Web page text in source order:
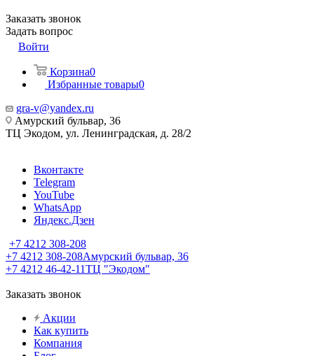
Заказать звонок
Задать вопрос
Войти
Корзина0
Избранные товары0
gra-v@yandex.ru
Амурский бульвар, 36
ТЦ Экодом, ул. Ленинградская, д. 28/2
Вконтакте
Telegram
YouTube
WhatsApp
Яндекс.Дзен
+7 4212 308-208
+7 4212 308-208Амурский бульвар, 36
+7 4212 46-42-11ТЦ "Экодом"
Заказать звонок
Акции
Как купить
Компания